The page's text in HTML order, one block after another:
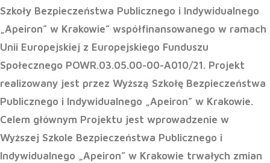
Szkoły Bezpieczeństwa Publicznego i Indywidualnego
„Apeiron” w Krakowie” współfinansowanego w ramach
Unii Europejskiej z Europejskiego Funduszu
Społecznego POWR.03.05.00-00-A010/21. Projekt
realizowany jest przez Wyższą Szkołę Bezpieczeństwa
Publicznego i Indywidualnego „Apeiron” w Krakowie.
Celem głównym Projektu jest wprowadzenie w
Wyższej Szkole Bezpieczeństwa Publicznego i
Indywidualnego „Apeiron” w Krakowie trwałych zmian